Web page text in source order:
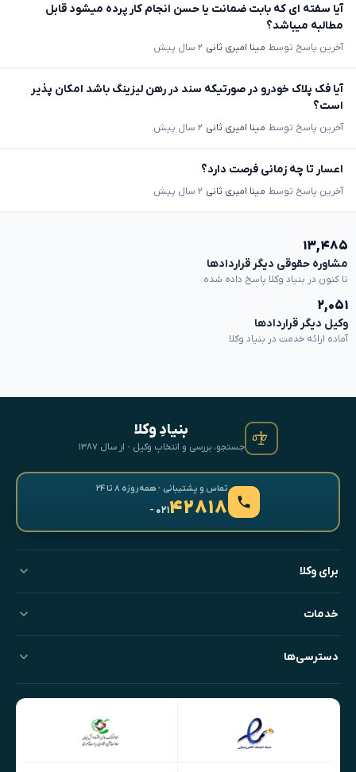
آیا سفته ای که بابت ضمانت یا حسن انجام کار پرده میشود قابل
مطالبه میباشد؟
آخرین پاسخ توسط مینا امیری ثانی ۲ سال پیش
آیا فک پلاک خودرو در صورتیکه سند در رهن لیزینگ باشد امکان پذیر
است؟
آخرین پاسخ توسط مینا امیری ثانی ۲ سال پیش
اعسار تا چه زمانی فرصت دارد؟
آخرین پاسخ توسط مینا امیری ثانی ۲ سال پیش
۱۳,۴۸۵
مشاوره حقوقی دیگر قراردادها
تا کنون در بنیاد وکلا پاسخ داده شده
۲,۰۵۱
وکیل دیگر قراردادها
آماده ارائه خدمت در بنیاد وکلا
بنیادِ وکلا
جستجو، بررسی و انتخابِ وکیل · از سال ۱۳۸۷
تماس و پشتیبانی · همه‌روزه ۸ تا ۲۴
۴۲۸۱۸- ۰۲۱
برای وکلا
خدمات
دسترسی‌ها